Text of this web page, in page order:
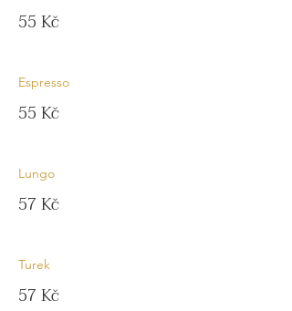
55 Kč
Espresso
55 Kč
Lungo
57 Kč
Turek
57 Kč